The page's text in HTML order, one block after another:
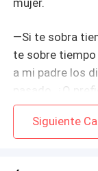
mujer.
—Si te sobra
te sobre tiempo
a mi padre los
pasado. ¿O
vergüenzas?
La mujer
Siguiente